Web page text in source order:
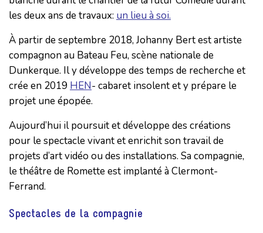
les deux ans de travaux: un lieu à soi.
À partir de septembre 2018, Johanny Bert est artiste
compagnon au Bateau Feu, scène nationale de
Dunkerque. Il y développe des temps de recherche et
crée en 2019 HEN- cabaret insolent et y prépare le
projet une épopée.
Aujourd’hui il poursuit et développe des créations
pour le spectacle vivant et enrichit son travail de
projets d’art vidéo ou des installations. Sa compagnie,
le théâtre de Romette est implanté à Clermont-
Ferrand.
Spectacles de la compagnie